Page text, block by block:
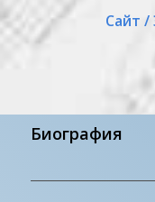
Сайт /
Биография